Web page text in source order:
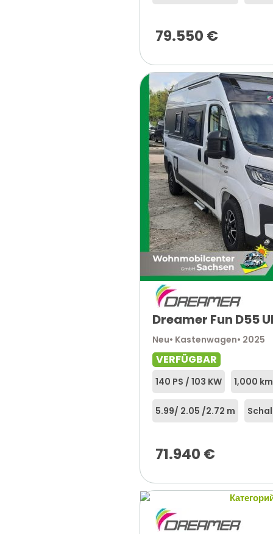
79.550 €
Dreamer Fun D55
Neu• Kastenwagen• 2025
VERFÜGBAR
140 PS / 103 KW 1,000 km
5.99/ 2.05 /2.72 m
71.940 €